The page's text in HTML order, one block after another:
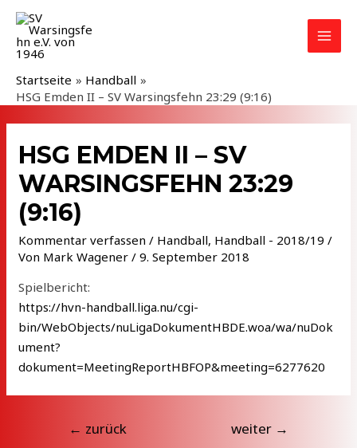
Zum
Inhalt
springen
Startseite
Handball
HSG Emden II – SV Warsingsfehn 23:29 (9:16)
HSG EMDEN II – SV
WARSINGSFEHN 23:29
(9:16)
Kommentar verfassen / Handball, Handball - 2018/19 /
Von Mark Wagener /9. September 2018
Spielbericht:
https://hvn-handball.liga.nu/cgi-
bin/WebObjects/nuLigaDokumentHBDE.woa/wa/nuDok
ument?
dokument=MeetingReportHBFOP&meeting=6277620
Beitragsnavigation
← zurück weiter →